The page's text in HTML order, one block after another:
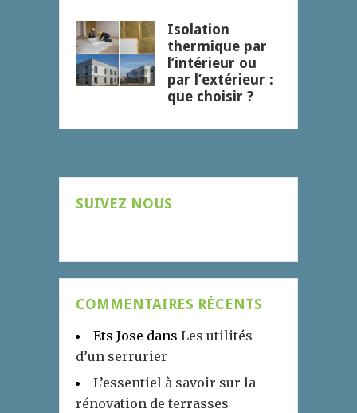
Isolation
thermique par
l’intérieur ou
par l’extérieur :
que choisir ?
SUIVEZ NOUS
COMMENTAIRES RÉCENTS
Ets Jose dans Les utilités
d’un serrurier
L’essentiel à savoir sur la
rénovation de terrasses